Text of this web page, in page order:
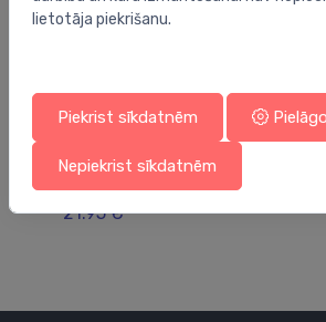
trauciņš MindSet, mineral fresh
21.95 €
lietotāja piekrišanu.
Piekrist sīkdatnēm
Nepiekrist sīkdatnēm